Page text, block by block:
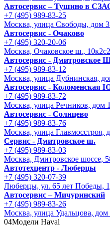
Автосервис – Тушино в
+7 (495) 989-83-25
Москва, улица Свободы, дом
Автосервис - Очаково
+7 (495) 320-20-06
Москва, Очаковское ш., 10к2с2
Автосервис - Дмитровское
+7 (495) 989-83-12
Москва, улица Дубнинская,
Автосервис - Коломенская
+7 (495) 989-83-72
Москва, улица Речников, дом
Автосервис - Солнцево
+7 (495) 989-83-76
Москва, улица Главмосстроя,
Сервис - Дмитровское ш.
+7 (495) 989-83-03
Москва, Дмитровское шоссе,
Автотехцентр - Люберцы
+7 (495) 320-07-39
Люберцы, ул. 65 лет Победы,
Автосервис – Мичуринский
+7 (495) 989-83-26
Москва, улица Удальцова, дом
04Модели Haval